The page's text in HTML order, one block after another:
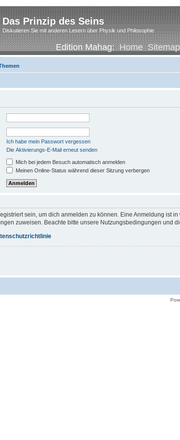
Das Prinzip des Seins
Diskutieren Sie mit anderen Lesern über Physik und Philosophie
Edition Mahag:Home Sitemap
Ich habe mein Passwort vergessen
Die Aktivierungs-E-Mail erneut senden
Mich bei jedem Besuch automatisch anmelden
Meinen Online-Status während dieser Sitzung verbergen
sein, um dich anmelden zu können. Eine Anmeldung ist
zuweisen. Beachte bitte unsere Nutzungsbedingungen und